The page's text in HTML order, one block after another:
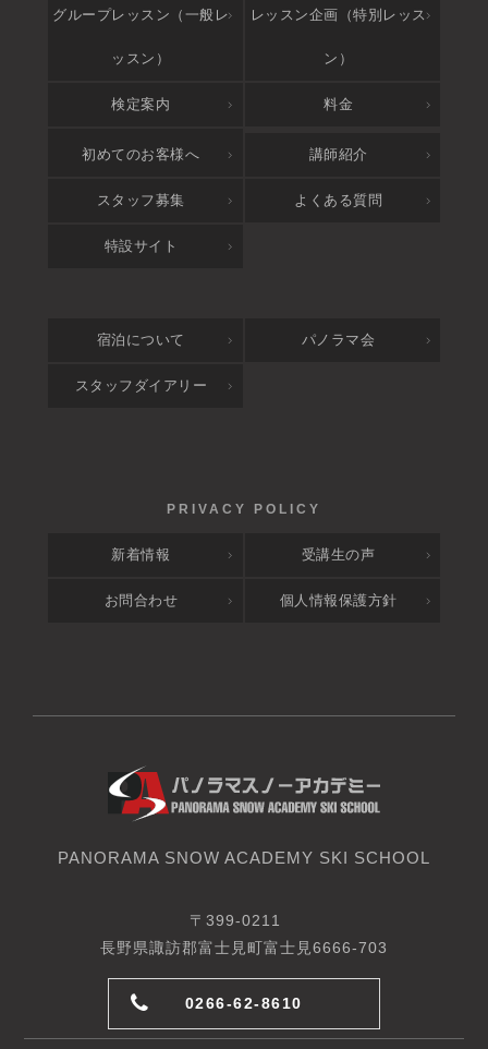
グループレッスン（一般レ
ッスン）
レッスン企画（特別レッス
ン）
検定案内 料金
アクセス
初めてのお客様へ 講師紹介
スタッフ募集 よくある質問
特設サイト
宿泊について パノラマ会
スタッフダイアリー
新着情報 受講生の声
お問合わせ 個人情報保護方針
PANORAMA SNOW ACADEMY SKI SCHOOL
〒399-0211
長野県諏訪郡富士見町富士見6666-703
0266-62-8610